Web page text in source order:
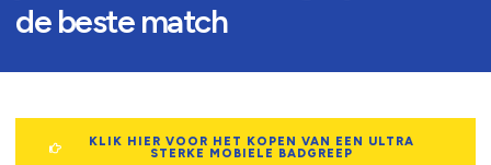
de beste match
KLIK HIER VOOR HET KOPEN VAN EEN ULTRA
STERKE MOBIELE BADGREEP